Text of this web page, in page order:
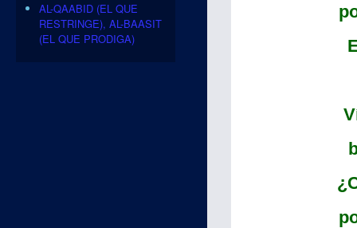
AL-QAABID (EL QUE
RESTRINGE), AL-BAASIT
(EL QUE PRODIGA)